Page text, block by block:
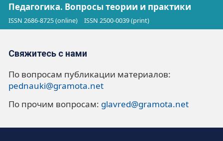
Педагогика. Вопросы теории и практики
ISSN 2686-8725 (online) ISSN 2500-0039 (print)
Свяжитесь с нами
По вопросам публикации материалов:
pednauki@gramota.net
По прочим вопросам: glavred@gramota.net